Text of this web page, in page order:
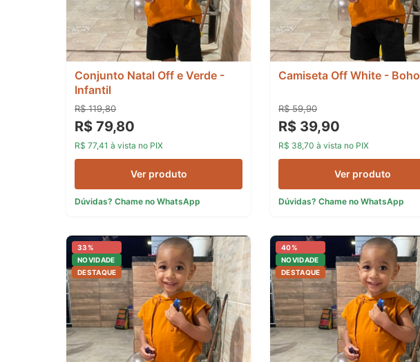
Conjunto Natal Off e Verde -
Infantil
R$ 119,80
R$ 79,80
R$ 77,41 à vista no PIX
Ver produto
Dúvidas? Chame no WhatsApp
Camiseta Off White - Boho
R$ 59,90
R$ 39,90
R$ 38,70 à vista no PIX
Ver produto
Dúvidas? Chame no WhatsApp
33%
NOVIDADE
DESTAQUE
40%
NOVIDADE
DESTAQUE